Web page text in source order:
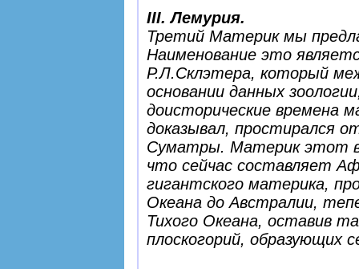
III. Лемурия.
Третий Материк мы
Наименование это
Р.Л.Склэтера, который
основании данных
доисторические времена
доказывал, простирался
Суматры. Материк этот
что сейчас составляет
гигантского материка,
Океана до Австралии,
Тихого Океана, оставив
плоскогорий, образующих